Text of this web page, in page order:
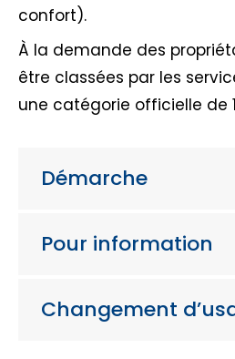
confort).
À la demande des
être classées par les
une catégorie officielle de
Démarche
Pour information
Changement